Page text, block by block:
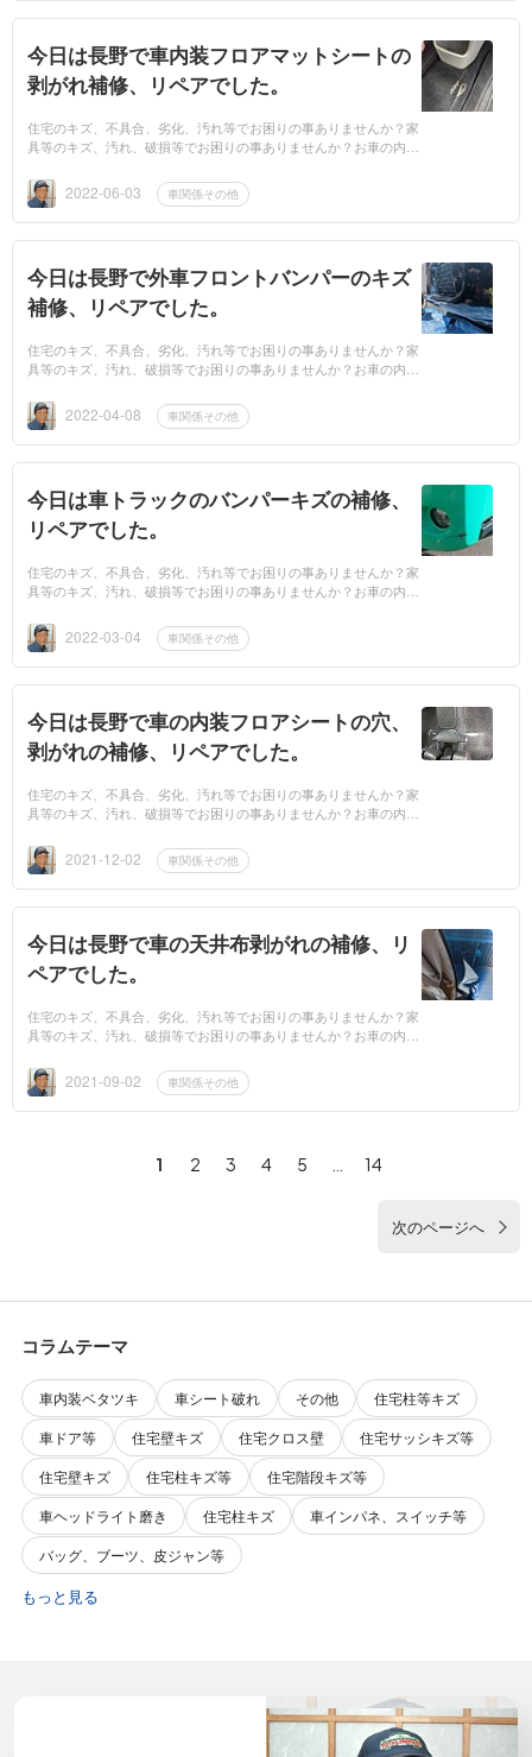
今日は長野で車内装フロアマットシートの
剥がれ補修、リペアでした。
住宅のキズ、不具合、劣化、汚れ等でお困りの事ありませんか？家
具等のキズ、汚れ、破損等でお困りの事ありませんか？お車の内装
したら、業者...
2022-06-03 車関係その他
今日は長野で外車フロントバンパーのキズ
補修、リペアでした。
住宅のキズ、不具合、劣化、汚れ等でお困りの事ありませんか？家
具等のキズ、汚れ、破損等でお困りの事ありませんか？お車の内装
したら、業者...
2022-04-08 車関係その他
今日は車トラックのバンパーキズの補修、
リペアでした。
住宅のキズ、不具合、劣化、汚れ等でお困りの事ありませんか？家
具等のキズ、汚れ、破損等でお困りの事ありませんか？お車の内装
したら、業者...
2022-03-04 車関係その他
今日は長野で車の内装フロアシートの穴、
剥がれの補修、リペアでした。
住宅のキズ、不具合、劣化、汚れ等でお困りの事ありませんか？家
具等のキズ、汚れ、破損等でお困りの事ありませんか？お車の内装
したら、業者...
2021-12-02 車関係その他
今日は長野で車の天井布剥がれの補修、リ
ペアでした。
住宅のキズ、不具合、劣化、汚れ等でお困りの事ありませんか？家
具等のキズ、汚れ、破損等でお困りの事ありませんか？お車の内装
したら、業者...
2021-09-02 車関係その他
1 2 3 4 5 14
次のページへ
コラムテーマ
車内装ベタツキ 車シート破れ その他
住宅柱等キズ
車ドア等
住宅壁キズ 住宅クロス壁
住宅サッシキズ等
住宅壁キズ
住宅柱キズ等
住宅階段キズ等
車ヘッドライト磨き
住宅柱キズ
車インパネ、スイッチ等
バッグ、ブーツ、皮ジャン等
もっと見る